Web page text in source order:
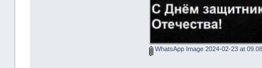
WhatsApp Image 2024-02-23 at